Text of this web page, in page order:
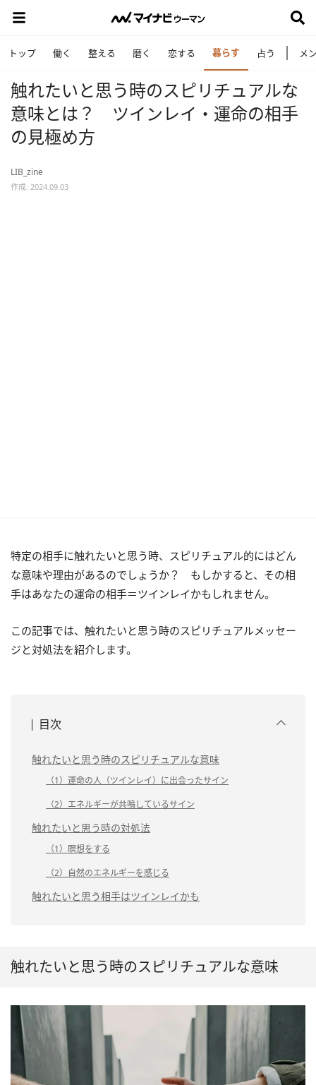
トップ 働く 整える 磨く 恋する 暮らす 占う メ
触れたいと思う時のスピリチュアルな
意味とは？ ツインレイ・運命の相手
の見極め方
LIB_zine
作成: 2024.09.03
特定の相手に触れたいと思う時、スピリチュアル的にはどん
な意味や理由があるのでしょうか？ もしかすると、その相
手はあなたの運命の相手＝ツインレイかもしれません。
この記事では、触れたいと思う時のスピリチュアルメッセー
ジと対処法を紹介します。
目次
触れたいと思う時のスピリチュアルな意味
（1）運命の人（ツインレイ）に出会ったサイン
（2）エネルギーが共鳴しているサイン
触れたいと思う時の対処法
（1）瞑想をする
（2）自然のエネルギーを感じる
触れたいと思う相手はツインレイかも
触れたいと思う時のスピリチュアルな意味